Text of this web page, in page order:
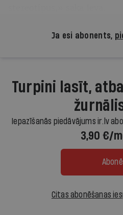
Ja esi abonents,
Turpini lasīt,
Iepazīšanās piedāvājums ir.lv
3,90 €/
Citas abonēšanas